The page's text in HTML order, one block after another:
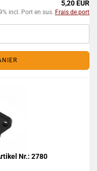
5,20 EUR
incl. Port en sus. Frais de port
Nr.: 2780